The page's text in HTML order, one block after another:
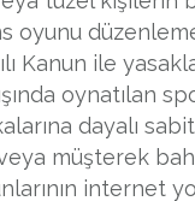
oyunu
Kanun ile
oynatılan
dayalı sabit
müşterek
internet